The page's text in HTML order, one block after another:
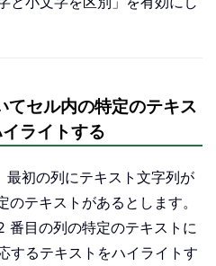
てセル内の特定のテキス
ライトする
最初の列にテキスト文字列が
テキストがあるとします。
番目の列の特定のテキストに
するテキストをハイライトす